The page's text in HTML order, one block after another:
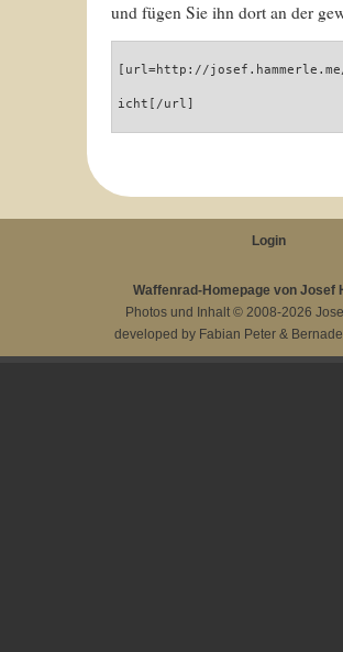
und fügen Sie ihn dort an der
[url=http://
icht[/url]
Login
Waffenrad-Homepage von Josef
Photos und Inhalt © 2008-2026
developed by Fabian Peter &